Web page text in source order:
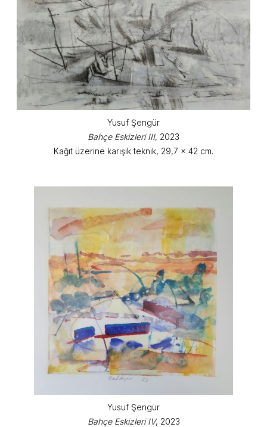
Yusuf Şengür
Bahçe Eskizleri III, 2023
Kağıt üzerine karışık teknik, 29,7 x 42 cm.
Yusuf Şengür
Bahçe Eskizleri IV, 2023